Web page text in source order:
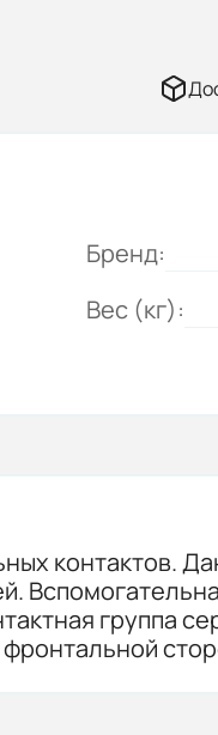
Бренд:
Вес (кг):
контактов.
группа